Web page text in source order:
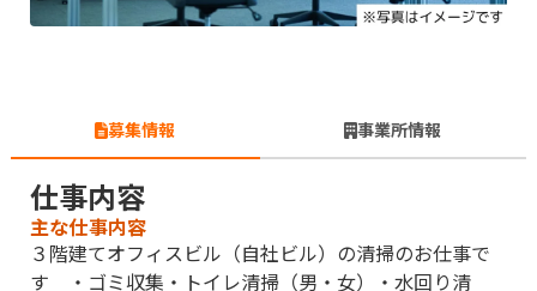
募集情報 事業所情報
仕事内容
主な仕事内容
３階建てオフィスビル（自社ビル）の清掃のお仕事で
す ・ゴミ収集・トイレ清掃（男・女）・水回り清